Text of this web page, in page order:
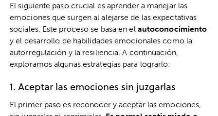
El siguiente paso crucial es aprender a manejar las
emociones que surgen al alejarse de las expectativas
sociales. Este proceso se basa en el autoconocimiento
y el desarrollo de habilidades emocionales como la
autorregulación y la resiliencia. A continuación,
exploramos algunas estrategias para lograrlo:
1. Aceptar las emociones sin juzgarlas
El primer paso es reconocer y aceptar las emociones,